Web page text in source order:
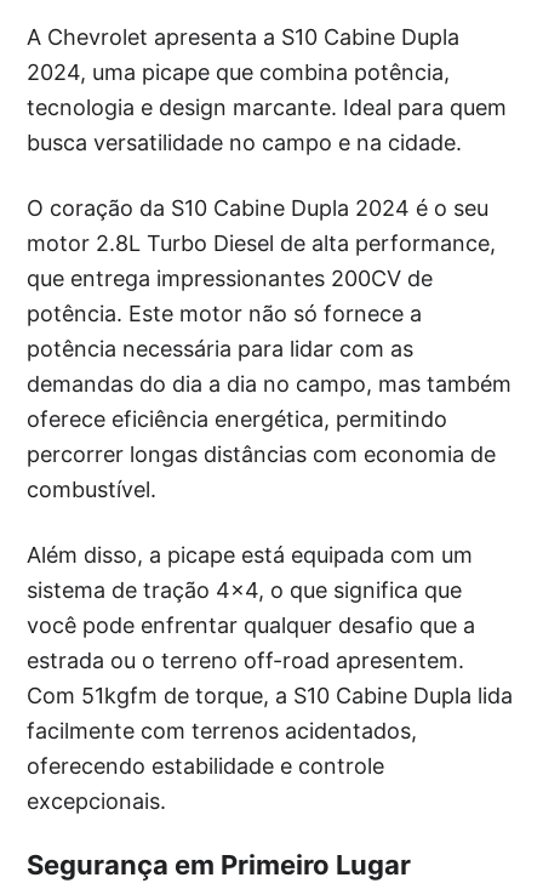
A Chevrolet apresenta a S10 Cabine Dupla
2024, uma picape que combina potência,
tecnologia e design marcante. Ideal para quem
busca versatilidade no campo e na cidade.
O coração da S10 Cabine Dupla 2024 é o seu
motor 2.8L Turbo Diesel de alta performance,
que entrega impressionantes 200CV de
potência. Este motor não só fornece a
potência necessária para lidar com as
demandas do dia a dia no campo, mas também
oferece eficiência energética, permitindo
percorrer longas distâncias com economia de
combustível.
Além disso, a picape está equipada com um
sistema de tração 4×4, o que significa que
você pode enfrentar qualquer desafio que a
estrada ou o terreno off-road apresentem.
Com 51kgfm de torque, a S10 Cabine Dupla lida
facilmente com terrenos acidentados,
oferecendo estabilidade e controle
excepcionais.
Segurança em Primeiro Lugar